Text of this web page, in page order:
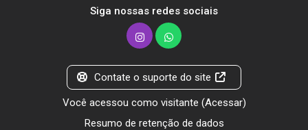
Siga nossas redes sociais
Contate o suporte do site
Você acessou como visitante (Acessar)
Resumo de retenção de dados